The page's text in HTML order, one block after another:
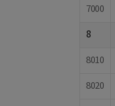
7000
8
8010
8020